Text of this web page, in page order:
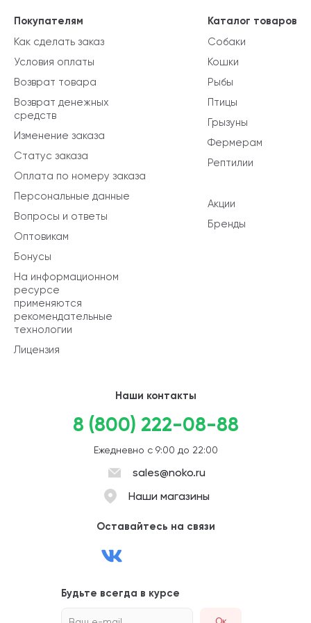
Каталог товаров
Собаки
Кошки
Рыбы
Птицы
Грызуны
Фермерам
Рептилии
Акции
Бренды
Покупателям
Как сделать заказ
Условия оплаты
Возврат товара
Возврат денежных
средств
Изменение заказа
Статус заказа
Оплата по номеру заказа
Персональные данные
Вопросы и ответы
Оптовикам
Бонусы
На информационном
ресурсе
применяются
рекомендательные
технологии
Лицензия
Наши контакты
8 (800) 222-08-88
Ежедневно с 9:00 до 22:00
sales@noko.ru
Наши магазины
Оставайтесь на связи
Будьте всегда в курсе